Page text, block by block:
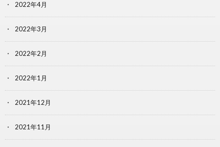
2022年4月
2022年3月
2022年2月
2022年1月
2021年12月
2021年11月